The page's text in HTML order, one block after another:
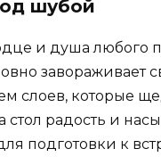
шубой
и душа любого
завораживает
слоев, которые
стол радость и
подготовки к